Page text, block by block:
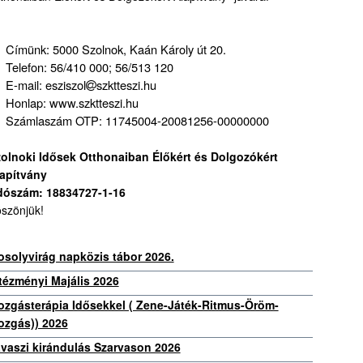
Címünk: 5000 Szolnok, Kaán Károly út 20.
Telefon: 56/410 000; 56/513 120
E-mail: esziszol
szktteszi.hu
Honlap: www.szktteszi.hu
Számlaszám OTP: 11745004-20081256-00000000
Idősek Otthonaiban Élőkért és Dolgozókért
18834727-1-16
napközis tábor 2026.
Majális 2026
Idősekkel ( Zene-Játék-Ritmus-Öröm-
2026
kirándulás Szarvason 2026